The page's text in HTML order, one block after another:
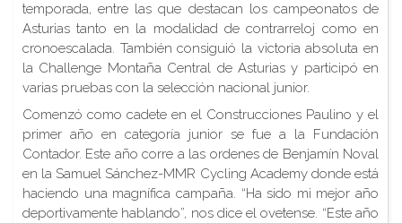
temporada, entre las que destacan los campeonatos de
Asturias tanto en la modalidad de contrarreloj como en
cronoescalada. También consiguió la victoria absoluta en
la Challenge Montaña Central de Asturias y participó en
varias pruebas con la selección nacional junior.
Comenzó como cadete en el Construcciones Paulino y el
primer año en categoría junior se fue a la Fundación
Contador. Este año corre a las ordenes de Benjamín Noval
en la Samuel Sánchez-MMR Cycling Academy donde está
haciendo una magnífica campaña. “Ha sido mi mejor año
deportivamente hablando”, nos dice el ovetense. “Este año